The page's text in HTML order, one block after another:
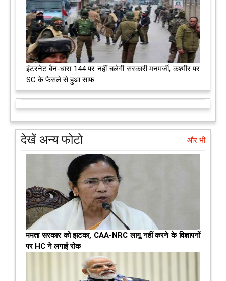
इंटरनेट बैन-धारा 144 पर नहीं चलेगी सरकारी मनमर्जी, कश्मीर पर
SC के फैसले से हुआ साफ
देखें अन्य फोटो और भी
ममता सरकार को झटका, CAA-NRC लागू नहीं करने के विज्ञापनों
पर HC ने लगाई रोक